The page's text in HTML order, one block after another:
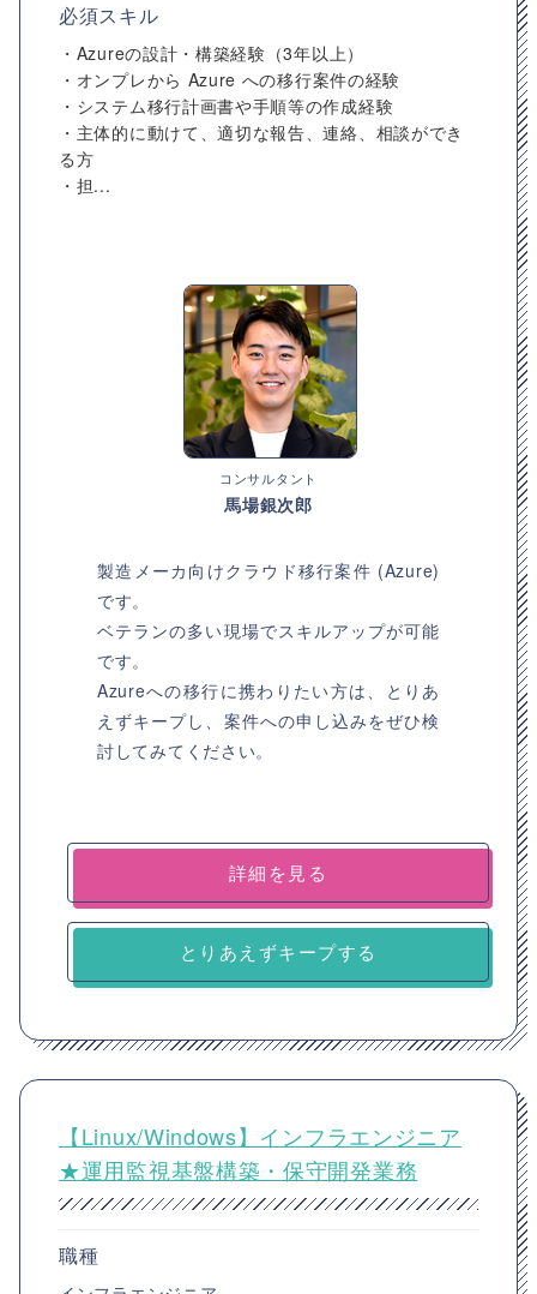
必須スキル
・Azureの設計・構築経験（3年以上）
・オンプレから Azure への移行案件の経験
・システム移行計画書や手順等の作成経験
・主体的に動けて、適切な報告、連絡、相談ができ
る方
・担...
コンサルタント
馬場銀次郎
製造メーカ向けクラウド移行案件 (Azure)
です。
ベテランの多い現場でスキルアップが可能
です。
Azureへの移行に携わりたい方は、とりあ
えずキープし、案件への申し込みをぜひ検
討してみてください。
詳細を見る
とりあえずキープする
【Linux/Windows】インフラエンジニア
★運用監視基盤構築・保守開発業務
職種